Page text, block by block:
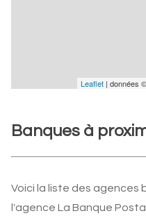
Leaflet | données ©
Banques à
Voici la liste des agences
l'agence La Banque